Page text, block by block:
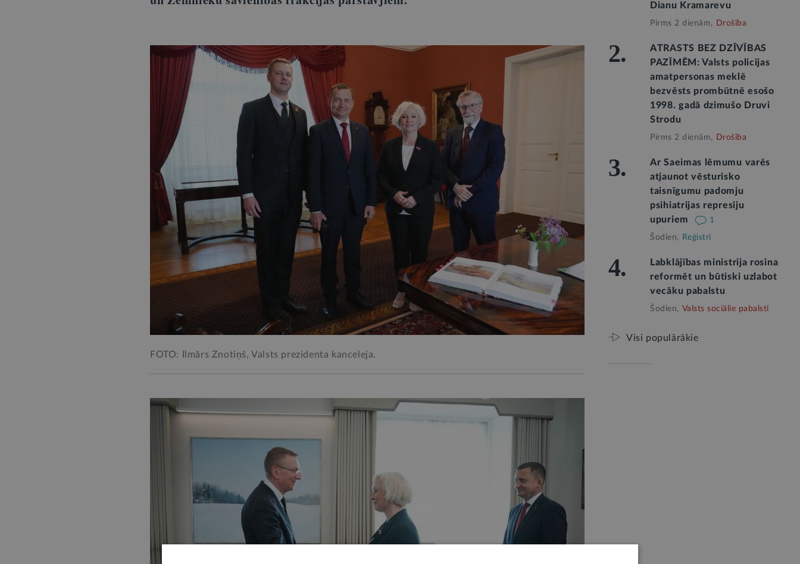
FOTO: Ilmārs Znotiņš, Valsts prezidenta kanceleja.
Dianu Kramarevu
Pirms 2 dienām, Drošība
2.
ATRASTS BEZ DZĪVĪBAS
PAZĪMĒM: Valsts policijas
amatpersonas meklē
bezvēsts prombūtnē esošo
1998. gadā dzimušo Druvi
Strodu
Pirms 2 dienām, Drošība
3.
Ar Saeimas lēmumu varēs
atjaunot vēsturisko
taisnīgumu padomju
psihiatrijas represiju
upuriem
1
Šodien, Reģistri
4.
Labklājības ministrija rosina
reformēt un būtiski uzlabot
vecāku pabalstu
Šodien, Valsts sociālie pabalsti
Visi populārākie